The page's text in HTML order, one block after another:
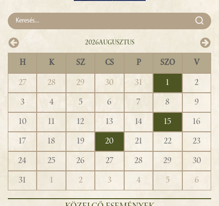
2026Augusztus
H K SZ CS P SZO V
27 28 29 30 31 1
2
3
4 5 6 7 8
9
10
11 12 13 14 15
16
17
18 19 20 21 22
23
24
25 26 27 28 29
30
31
1 2 3 4 5 6